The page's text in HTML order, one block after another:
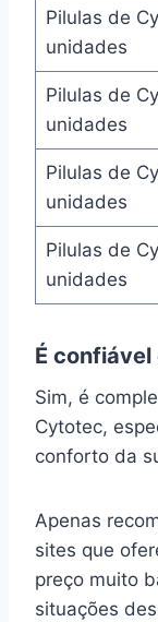
Pilulas de
unidades
Pilulas de
unidades
Pilulas de
unidades
Pilulas de
unidades
É
Sim, é
Cytotec,
conforto da
Apenas
sites que
preço muito
situações